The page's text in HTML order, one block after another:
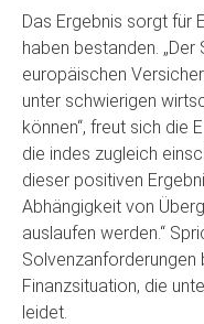
Das Ergebnis sorgt für
haben bestanden.
europäischen
unter schwierigen
können“, freut sich die
die indes zugleich
dieser positiven
Abhängigkeit von
auslaufen werden.“
Solvenzanforderungen
Finanzsituation, die
leidet.